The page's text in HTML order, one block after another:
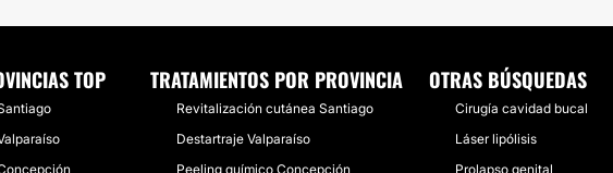
TOP TRATAMIENTOS POR PROVINCIA
Revitalización cutánea Santiago
Destartraje Valparaíso
Peeling químico Concepción
OTRAS BÚSQUEDAS
Cirugía cavidad bucal
Láser lipólisis
Prolapso genital